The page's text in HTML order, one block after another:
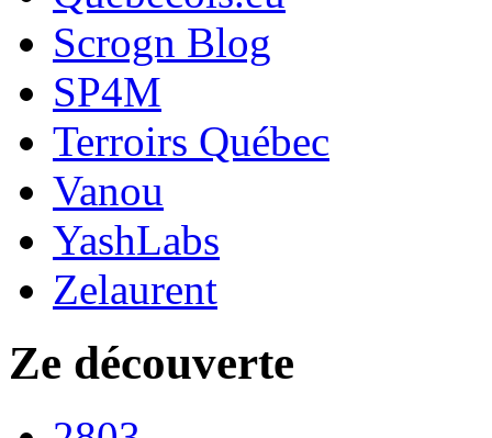
Scrogn Blog
SP4M
Terroirs Québec
Vanou
YashLabs
Zelaurent
Ze découverte